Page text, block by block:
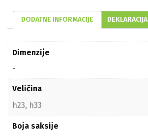
DODATNE INFORMACIJE DEKLARACIJA
Dimenzije
-
Veličina
h23, h33
Boja saksije